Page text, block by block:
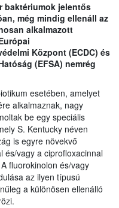
baktériumok jelentős
még mindig ellenáll az
alkalmazott
Központ (ECDC) és
(EFSA) nemrég
esetében, amelyet
alkalmaznak, nagy
be egy speciális
S. Kentucky néven
is egyre növekvő
és/vagy a ciprofloxacinnal
fluorokinolon és/vagy
az ilyen típusú
a különösen ellenálló